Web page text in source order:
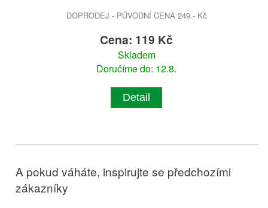
DOPRODEJ - PŮVODNÍ CENA 249.- Kč
Cena: 119 Kč
Skladem
Doručíme do: 12.8.
Detail
A pokud váháte, inspirujte se předchozími
zákazníky